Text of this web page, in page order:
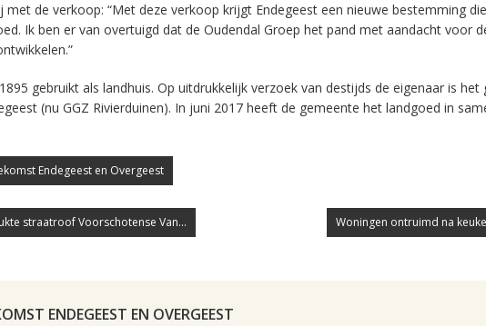
met de verkoop: “Met deze verkoop krijgt Endegeest een nieuwe bestemming
Ik ben er van overtuigd dat de Oudendal Groep het pand met aandacht voor
gebruikt als landhuis. Op uitdrukkelijk verzoek van destijds de eigenaar is het
(nu GGZ Rivierduinen). In juni 2017 heeft de gemeente het landgoed in
Endegeest en Overgeest
straatroof Voorschotense Van... Woningen ontruimd na
ENDEGEEST EN OVERGEEST